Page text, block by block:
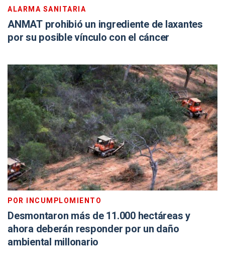
ALARMA SANITARIA
ANMAT prohibió un ingrediente de laxantes
por su posible vínculo con el cáncer
POR INCUMPLOMIENTO
Desmontaron más de 11.000 hectáreas y
ahora deberán responder por un daño
ambiental millonario